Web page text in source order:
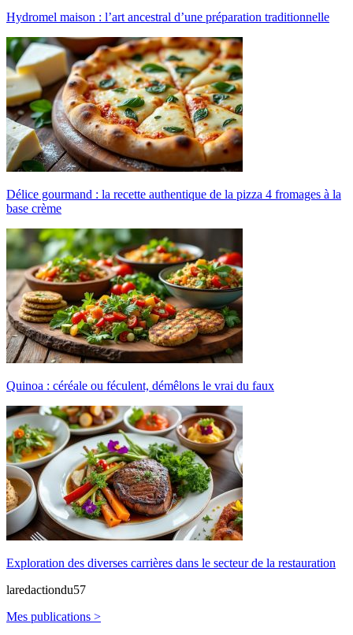
Hydromel maison : l’art ancestral d’une préparation traditionnelle
Délice gourmand : la recette authentique de la pizza 4 fromages à la
base crème
Quinoa : céréale ou féculent, démêlons le vrai du faux
Exploration des diverses carrières dans le secteur de la restauration
laredactiondu57
Mes publications >